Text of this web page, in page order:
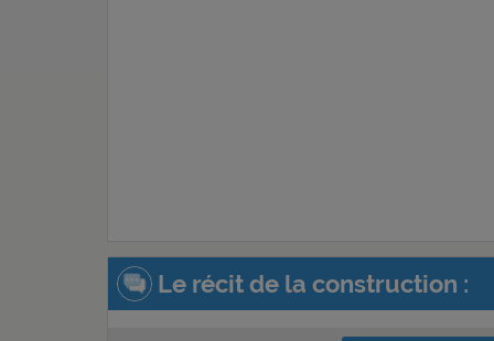
Le récit de la construction :